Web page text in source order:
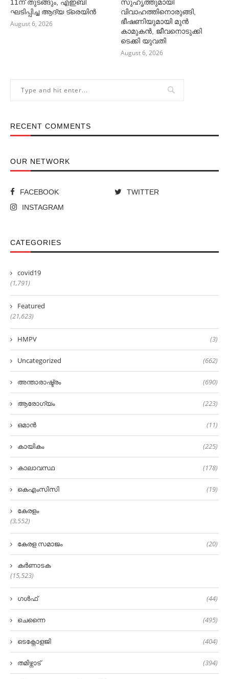
11ന് തുടങ്ങും, എഇബി
ഘടിപ്പിച്ച ആദ്യ ട്രെയിന്‍
August 6, 2026
സുഹൃത്തുമായി
വിവാഹത്തിനൊരുങ്ങി,
ഭീഷണിയുമായി മുൻ
കാമുകൻ, ജീവനൊടുക്കി
ടെക്കി യുവതി
August 6, 2026
RECENT COMMENTS
OUR NETWORK
FACEBOOK
TWITTER
INSTAGRAM
CATEGORIES
covid19
(1,791)
Featured
(21,623)
HMPV (3)
Uncategorized (662)
അന്താരാഷ്ട്രം (690)
ആരോഗ്യം (223)
ഒമാൻ (11)
കായികം (225)
കാലാവസ്ഥ (178)
കെഎംസിസി (19)
കേരളം
(3,552)
കേരള സമാജം (20)
കർണാടക
(15,523)
ഗൾഫ് (44)
ചെന്നൈ (495)
ടെക്നോളജി (404)
തമിഴ്നാട് (394)